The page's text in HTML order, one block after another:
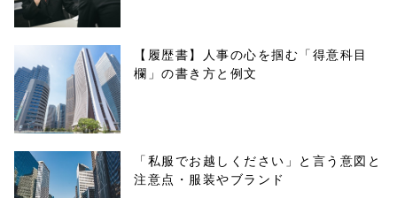
w.open(this.hre
f, 'Gwindow',
'width=550,
height=450,
menubar=no,
toolbar=no,
【履歴書】人事の心を掴む「得意科目
欄」の書き方と例文
「私服でお越しください」と言う意図と
注意点・服装やブランド